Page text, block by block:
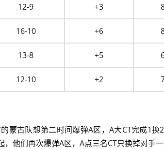
12-9 +3
16-10 +6
13-8 +5
12-10 +2
蒙古队想第二时间爆弹A区，A大CT完成1
他们再次爆弹A区，A点三名CT只换掉对手